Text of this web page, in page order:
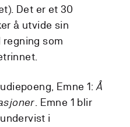
Det er et 30
å utvide sin
som
Emne 1: Å
. Emne 1 blir
i